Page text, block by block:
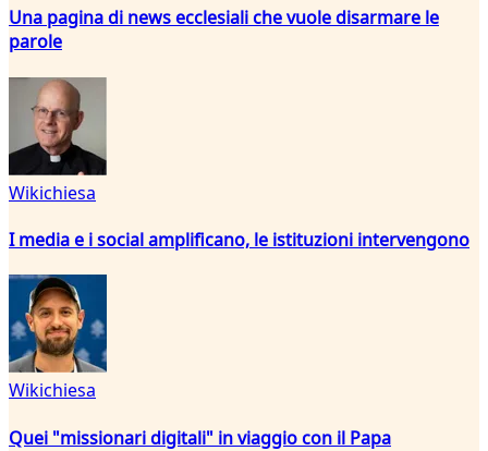
Una pagina di news ecclesiali che vuole disarmare le
parole
Wikichiesa
I media e i social amplificano, le istituzioni intervengono
Wikichiesa
Quei "missionari digitali" in viaggio con il Papa